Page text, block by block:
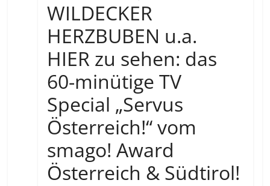
WILDECKER
HERZBUBEN u.a.
HIER zu sehen: das
60-minütige TV
Special „Servus
Österreich!“ vom
smago! Award
Österreich & Südtirol!